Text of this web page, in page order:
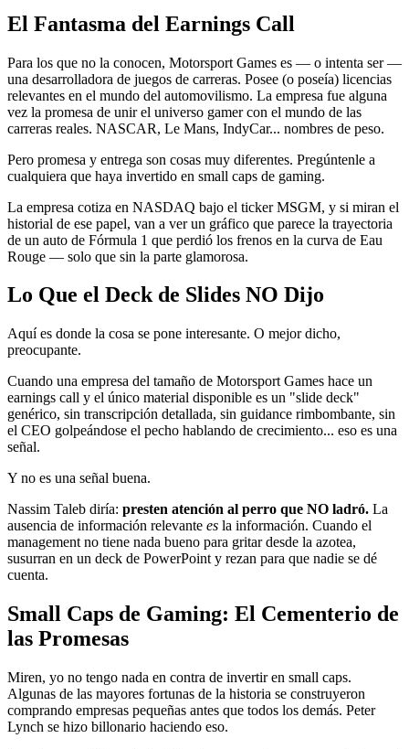
El Fantasma del Earnings Call
Para los que no la conocen, Motorsport Games es — o intenta ser —
una desarrolladora de juegos de carreras. Posee (o poseía) licencias
relevantes en el mundo del automovilismo. La empresa fue alguna
vez la promesa de unir el universo gamer con el mundo de las
carreras reales. NASCAR, Le Mans, IndyCar... nombres de peso.
Pero promesa y entrega son cosas muy diferentes. Pregúntenle a
cualquiera que haya invertido en small caps de gaming.
La empresa cotiza en NASDAQ bajo el ticker MSGM, y si miran el
historial de ese papel, van a ver un gráfico que parece la trayectoria
de un auto de Fórmula 1 que perdió los frenos en la curva de Eau
Rouge — solo que sin la parte glamorosa.
Lo Que el Deck de Slides NO Dijo
Aquí es donde la cosa se pone interesante. O mejor dicho,
preocupante.
Cuando una empresa del tamaño de Motorsport Games hace un
earnings call y el único material disponible es un "slide deck"
genérico, sin transcripción detallada, sin guidance rimbombante, sin
el CEO golpeándose el pecho hablando de crecimiento... eso es una
señal.
Y no es una señal buena.
Nassim Taleb diría: presten atención al perro que NO ladró. La
ausencia de información relevante es la información. Cuando el
management no tiene nada bueno para gritar desde la azotea,
susurran en un deck de PowerPoint y rezan para que nadie se dé
cuenta.
Small Caps de Gaming: El Cementerio de
las Promesas
Miren, yo no tengo nada en contra de invertir en small caps.
Algunas de las mayores fortunas de la historia se construyeron
comprando empresas pequeñas antes que todos los demás. Peter
Lynch se hizo billonario haciendo eso.